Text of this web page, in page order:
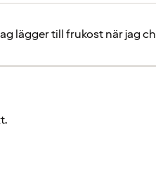
lägger till frukost när jag